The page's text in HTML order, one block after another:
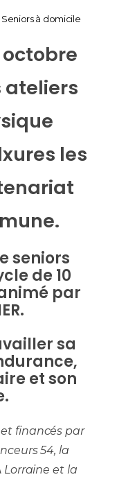
Seniors à domicile
ateliers
les
seniors
de 10
par
sa
et son
financés par
54, la
Lorraine et la